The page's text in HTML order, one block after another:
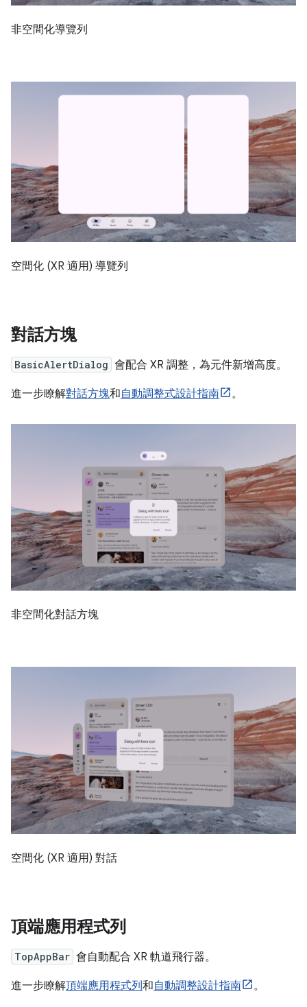
非空間化導覽列
空間化 (XR 適用) 導覽列
對話方塊
BasicAlertDialog 會配合 XR 調整，為元件新增高度。
進一步瞭解對話方塊和自動調整式設計指南 。
非空間化對話方塊
空間化 (XR 適用) 對話
頂端應用程式列
TopAppBar 會自動配合 XR 軌道飛行器。
進一步瞭解頂端應用程式列和自動調整設計指南 。